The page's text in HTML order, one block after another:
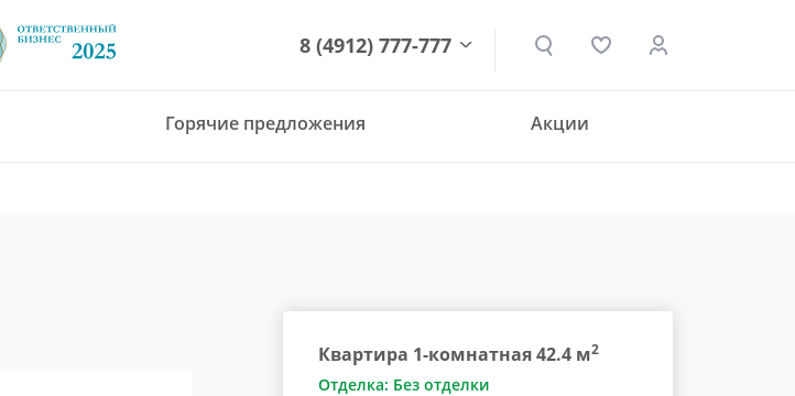
8 (4912) 777-777
Горячие предложения Акции
Квартира 1-комнатная 42.4 м2
Отделка: Без отделки